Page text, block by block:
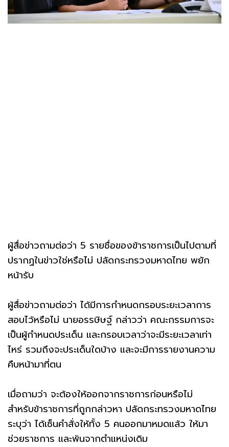
ผู้สื่อข่าวถามต่อว่า 5 รายชื่อของข้าราชการเป็นไปตามที่
ปรากฏในข่าวใช่หรือไม่ ปลัดกระทรวงมหาดไทย พยัก
หน้ารับ
ผู้สื่อข่าวถามต่อว่า ได้มีการกำหนดกรอบระยะเวลาการ
สอบไว้หรือไม่ นายอรรษิษฐ์ กล่าวว่า คณะกรรมการจะ
เป็นผู้กำหนดประเด็น และกรอบเวลาว่าจะมีระยะเวลาเท่า
ไหร่ รวมถึงจะประเด็นใดบ้าง และจะมีการรายงานความ
คืบหน้ามาที่ตน
เมื่อถามว่า จะต้องให้ออกจากราชการก่อนหรือไม่
สำหรับข้าราชการที่ถูกกล่าวหา ปลัดกระทรวงมหาดไทย
ระบุว่า ได้เซ็นคำสั่งให้ทั้ง 5 คนออกมาหมดแล้ว ให้มา
ช่วยราชการ และพ้นจากตำแหน่งเดิม